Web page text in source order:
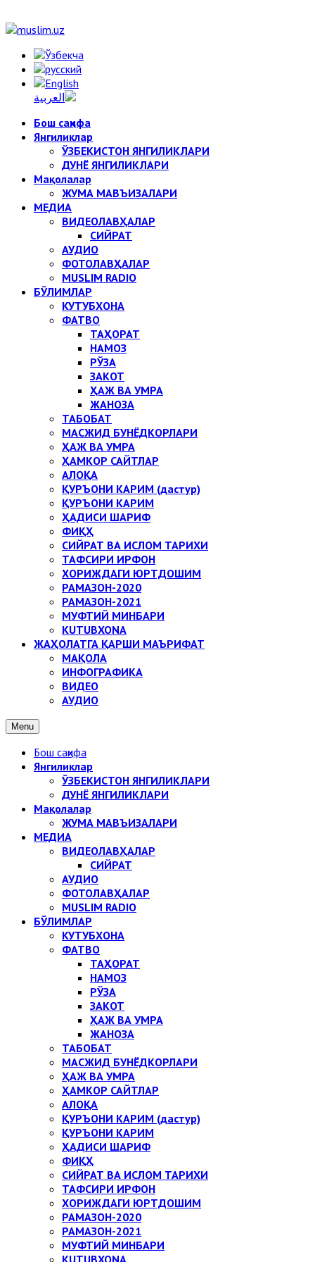
Бош саҳифа
Янгиликлар
ЎЗБЕКИСТОН ЯНГИЛИКЛАРИ
ДУНЁ ЯНГИЛИКЛАРИ
Мақолалар
ЖУМА МАВЪИЗАЛАРИ
МЕДИА
ВИДЕОЛАВҲАЛАР
СИЙРАТ
АУДИО
ФОТОЛАВҲАЛАР
MUSLIM RADIO
БЎЛИМЛАР
КУТУБХОНА
ФАТВО
ТАҲОРАТ
НАМОЗ
РЎЗА
ЗАКОТ
ҲАЖ ВА УМРА
ЖАНОЗА
ТАБОБАТ
МАСЖИД БУНЁДКОРЛАРИ
ҲАЖ ВА УМРА
ҲАМКОР САЙТЛАР
АЛОҚА
ҚУРЪОНИ КАРИМ (дастур)
ҚУРЪОНИ КАРИМ
ҲАДИСИ ШАРИФ
ФИҚҲ
СИЙРАТ ВА ИСЛОМ ТАРИХИ
ТАФСИРИ ИРФОН
ХОРИЖДАГИ ЮРТДОШИМ
РАМАЗОН-2020
РАМАЗОН-2021
МУФТИЙ МИНБАРИ
KUTUBXONA
ЖАҲОЛАТГА ҚАРШИ МАЪРИФАТ
МАҚОЛА
ИНФОГРАФИКА
ВИДЕО
АУДИО
Menu
Бош саҳифа
Янгиликлар
ЎЗБЕКИСТОН ЯНГИЛИКЛАРИ
ДУНЁ ЯНГИЛИКЛАРИ
Мақолалар
ЖУМА МАВЪИЗАЛАРИ
МЕДИА
ВИДЕОЛАВҲАЛАР
СИЙРАТ
АУДИО
ФОТОЛАВҲАЛАР
MUSLIM RADIO
БЎЛИМЛАР
КУТУБХОНА
ФАТВО
ТАҲОРАТ
НАМОЗ
РЎЗА
ЗАКОТ
ҲАЖ ВА УМРА
ЖАНОЗА
ТАБОБАТ
МАСЖИД БУНЁДКОРЛАРИ
ҲАЖ ВА УМРА
ҲАМКОР САЙТЛАР
АЛОҚА
ҚУРЪОНИ КАРИМ (дастур)
ҚУРЪОНИ КАРИМ
ҲАДИСИ ШАРИФ
ФИҚҲ
СИЙРАТ ВА ИСЛОМ ТАРИХИ
ТАФСИРИ ИРФОН
ХОРИЖДАГИ ЮРТДОШИМ
РАМАЗОН-2020
РАМАЗОН-2021
МУФТИЙ МИНБАРИ
KUTUBXONA